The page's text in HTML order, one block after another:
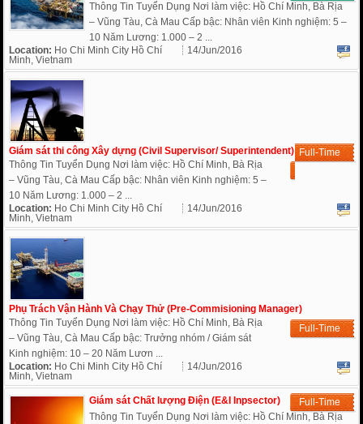
Thông Tin Tuyển Dụng Nơi làm việc: Hồ Chí Minh, Bà Rịa
– Vũng Tàu, Cà Mau Cấp bậc: Nhân viên Kinh nghiệm: 5 –
10 Năm Lương: 1.000 – 2 ...
Location: Ho Chi Minh City Hồ Chí
Minh, Vietnam
14/Jun/2016
Giám sát thi công Xây dựng (Civil Supervisor/ Superintendent) Full-Time
Thông Tin Tuyển Dụng Nơi làm việc: Hồ Chí Minh, Bà Rịa
– Vũng Tàu, Cà Mau Cấp bậc: Nhân viên Kinh nghiệm: 5 –
10 Năm Lương: 1.000 – 2 ...
Location: Ho Chi Minh City Hồ Chí
Minh, Vietnam
14/Jun/2016
Phụ Trách Vận Hành Và Chạy Thử (Pre-Commisioning Manager)
Full-Time
Thông Tin Tuyển Dụng Nơi làm việc: Hồ Chí Minh, Bà Rịa
– Vũng Tàu, Cà Mau Cấp bậc: Trưởng nhóm / Giám sát
Kinh nghiệm: 10 – 20 Năm Lươn ...
Location: Ho Chi Minh City Hồ Chí
Minh, Vietnam
14/Jun/2016
Giám sát Chất lượng Điện (E&I Inpsector)
Full-Time
Thông Tin Tuyển Dụng Nơi làm việc: Hồ Chí Minh, Bà Rịa